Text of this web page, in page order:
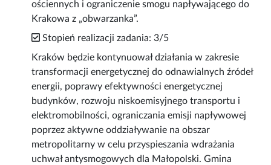
ościennych i ograniczenie smogu napływającego do
Krakowa z „obwarzanka”.
Stopień realizacji zadania: 3/5
Kraków będzie kontynuował działania w zakresie
transformacji energetycznej do odnawialnych źródeł
energii, poprawy efektywności energetycznej
budynków, rozwoju niskoemisyjnego transportu i
elektromobilności, ograniczania emisji napływowej
poprzez aktywne oddziaływanie na obszar
metropolitarny w celu przyspieszania wdrażania
uchwał antysmogowych dla Małopolski. Gmina